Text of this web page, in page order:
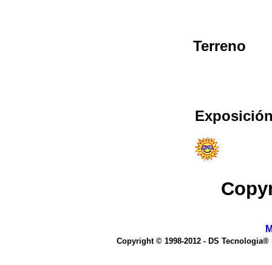
Terreno
Copyright © 1998-2012 - DS Tecnologia®